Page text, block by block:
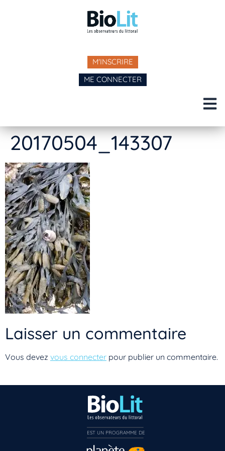
M'INSCRIRE
ME CONNECTER
20170504_143307
Laisser un commentaire
Vous devez vous connecter pour publier un commentaire.
Vous n’êtes pas encore inscrit à Biolit ?
Inscrivez-vous dès maintenant